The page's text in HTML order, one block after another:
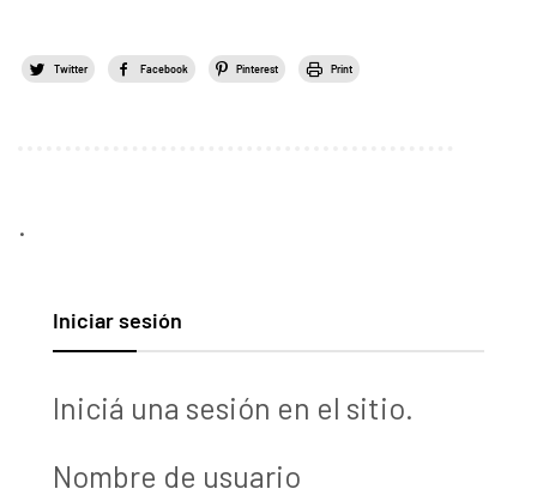
Twitter Facebook Pinterest Print
.
Iniciar sesión
Iniciá una sesión en el sitio.
Nombre de usuario